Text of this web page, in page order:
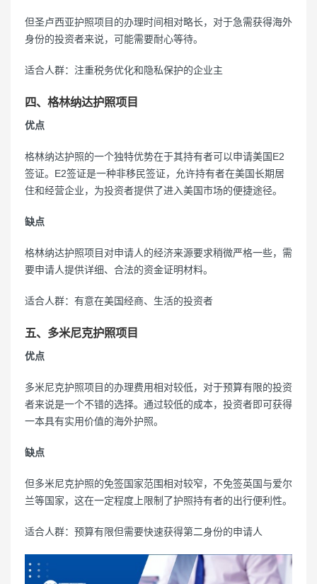
但圣卢西亚护照项目的办理时间相对略长，对于急需获得海外
身份的投资者来说，可能需要耐心等待。
适合人群：注重税务优化和隐私保护的企业主
四、格林纳达护照项目
优点
格林纳达护照的一个独特优势在于其持有者可以申请美国E2
签证。E2签证是一种非移民签证，允许持有者在美国长期居
住和经营企业，为投资者提供了进入美国市场的便捷途径。
缺点
格林纳达护照项目对申请人的经济来源要求稍微严格一些，需
要申请人提供详细、合法的资金证明材料。
适合人群：有意在美国经商、生活的投资者
五、多米尼克护照项目
优点
多米尼克护照项目的办理费用相对较低，对于预算有限的投资
者来说是一个不错的选择。通过较低的成本，投资者即可获得
一本具有实用价值的海外护照。
缺点
但多米尼克护照的免签国家范围相对较窄，不免签英国与爱尔
兰等国家，这在一定程度上限制了护照持有者的出行便利性。
适合人群：预算有限但需要快速获得第二身份的申请人